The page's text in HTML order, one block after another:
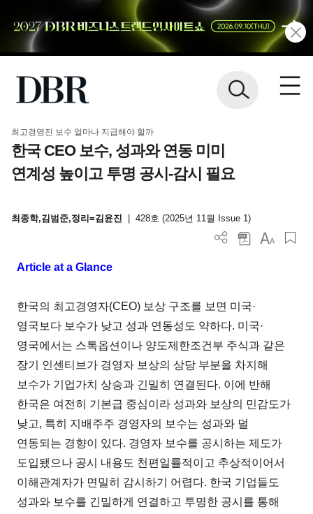
최고경영진 보수 얼마나 지급해야 할까
한국 CEO 보수, 성과와 연동 미미
연계성 높이고 투명 공시-감시 필요
최종학,김범준,정리=김윤진 428호 (2025년 11월 Issue 1)
Article at a Glance
한국의 최고경영자(CEO) 보상 구조를 보면 미국·
영국보다 보수가 낮고 성과 연동성도 약하다. 미국·
영국에서는 스톡옵션이나 양도제한조건부 주식과 같은
장기 인센티브가 경영자 보상의 상당 부분을 차지해
보수가 기업가치 상승과 긴밀히 연결된다. 이에 반해
한국은 여전히 기본급 중심이라 성과와 보상의 민감도가
낮고, 특히 지배주주 경영자의 보수는 성과와 덜
연동되는 경향이 있다. 경영자 보수를 공시하는 제도가
도입됐으나 공시 내용도 천편일률적이고 추상적이어서
이해관계자가 면밀히 감시하기 어렵다. 한국 기업들도
성과와 보수를 긴밀하게 연결하고 투명한 공시를 통해